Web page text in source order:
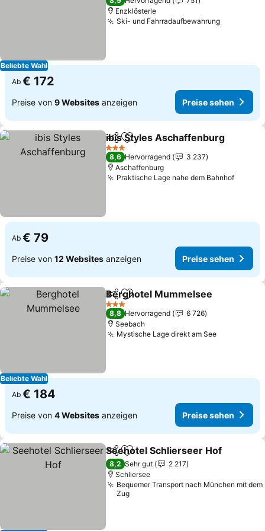
Beliebte Wahl
Enzklösterle
Ski- und Fahrradaufbewahrung
Ab € 172
Preise von 9 Websites anzeigen Preise sehen
TeilenZu Favoriten hinzufügen
ibis Styles Aschaffenburg
3 Sterne
8,6 Hervorragend
3 237
Aschaffenburg
Praktische Lage nahe dem Bahnhof
Ab € 79
Preise von 12 Websites anzeigen Preise sehen
Beliebte Wahl
TeilenZu Favoriten hinzufügen
Berghotel Mummelsee
3 Sterne
8,8 Hervorragend
6 726
Seebach
Mystische Lage direkt am See
Ab € 184
Preise von 4 Websites anzeigen Preise sehen
TeilenZu Favoriten hinzufügen
Seehotel Schlierseer Hof
8,2 Sehr gut
2 217
Schliersee
Bequemer Transport nach München mit dem
Zug